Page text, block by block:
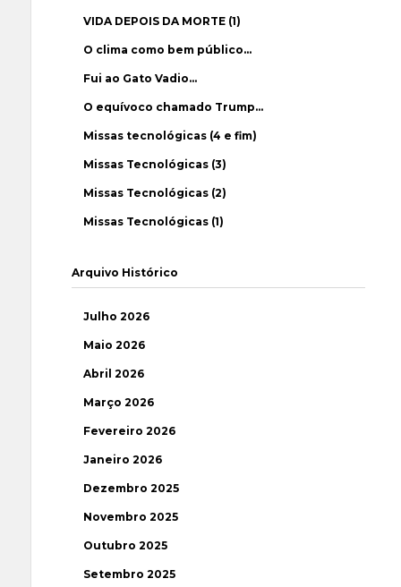
VIDA DEPOIS DA MORTE (1)
O clima como bem público…
Fui ao Gato Vadio…
O equívoco chamado Trump…
Missas tecnológicas (4 e fim)
Missas Tecnológicas (3)
Missas Tecnológicas (2)
Missas Tecnológicas (1)
Arquivo Histórico
Julho 2026
Maio 2026
Abril 2026
Março 2026
Fevereiro 2026
Janeiro 2026
Dezembro 2025
Novembro 2025
Outubro 2025
Setembro 2025